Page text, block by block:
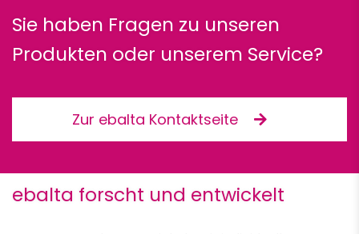
Sie haben Fragen zu unseren
Produkten oder unserem Service?
Zur ebalta Kontaktseite
ebalta forscht und entwickelt